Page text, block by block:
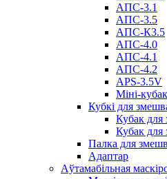
АПС-3.1
АПС-3.5
АПС-К3.5
АПС-4.0
АПС-4.1
АПС-4.2
APS-3.5V
Міні-
Кубкі для
Кубак для
Кубак для
Палка для
Адаптар
Аўтамабільная